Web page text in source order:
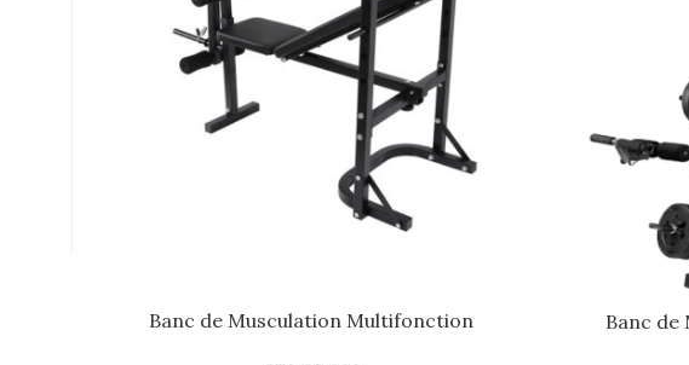
Banc de Musculation Multifonction
Banc